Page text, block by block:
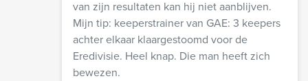
van zijn resultaten kan hij niet aanblijven.
Mijn tip: keeperstrainer van GAE: 3 keepers
achter elkaar klaargestoomd voor de
Eredivisie. Heel knap. Die man heeft zich
bewezen.